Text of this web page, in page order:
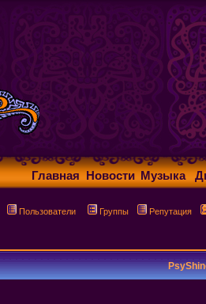
Главная Новости Музыка
Пользователи Группы Репутация